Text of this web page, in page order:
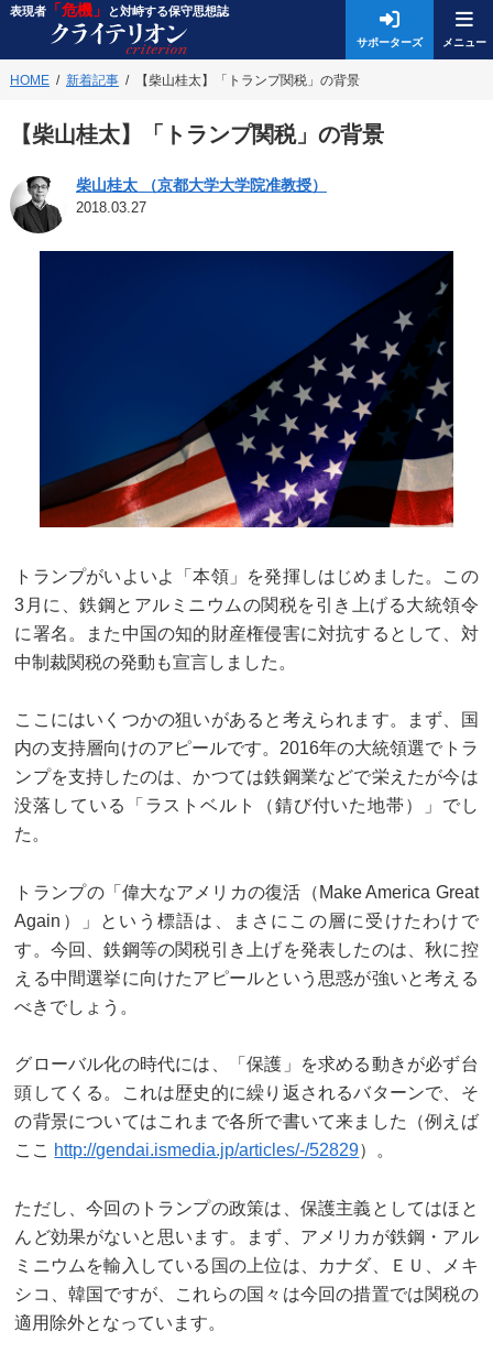
表現者「危機」 と対峙する保守思想誌
サポーターズ
HOME 新着記事 【柴山桂太】「トランプ関税」の背景
【柴山桂太】「トランプ関税」の背景
柴山桂太 （京都大学大学院准教授）
2018.03.27
トランプがいよいよ「本領」を発揮しはじめました。この
3月に、鉄鋼とアルミニウムの関税を引き上げる大統領令
に署名。また中国の知的財産権侵害に対抗するとして、対
中制裁関税の発動も宣言しました。
ここにはいくつかの狙いがあると考えられます。まず、国
内の支持層向けのアピールです。2016年の大統領選でトラ
ンプを支持したのは、かつては鉄鋼業などで栄えたが今は
没落している「ラストベルト（錆び付いた地帯）」でし
た。
トランプの「偉大なアメリカの復活（Make America Great
Again）」という標語は、まさにこの層に受けたわけで
す。今回、鉄鋼等の関税引き上げを発表したのは、秋に控
える中間選挙に向けたアピールという思惑が強いと考える
べきでしょう。
グローバル化の時代には、「保護」を求める動きが必ず台
頭してくる。これは歴史的に繰り返されるバターンで、そ
の背景についてはこれまで各所で書いて来ました（例えば
ここ http://gendai.ismedia.jp/articles/-/52829）。
ただし、今回のトランプの政策は、保護主義としてはほと
んど効果がないと思います。まず、アメリカが鉄鋼・アル
ミニウムを輸入している国の上位は、カナダ、ＥＵ、メキ
シコ、韓国ですが、これらの国々は今回の措置では関税の
適用除外となっています。